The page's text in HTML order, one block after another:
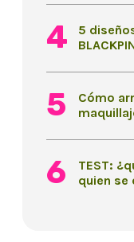
5
Cómo
TEST:
quien se